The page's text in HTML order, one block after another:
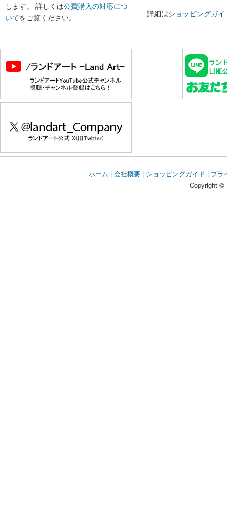
します。 詳しくは公費購入の対応につ
いてをご覧ください。 詳細はショッピングガイ
ホーム | 会社概要| ショッピングガイド | プラ
Copyright ©